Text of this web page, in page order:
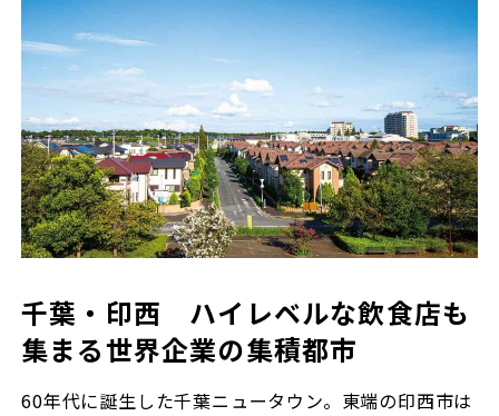
千葉・印西 ハイレベルな飲食店も
集まる世界企業の集積都市
60年代に誕生した千葉ニュータウン。東端の印西市は